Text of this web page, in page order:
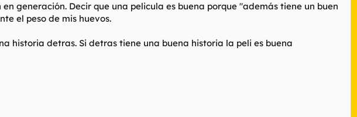
generación. Decir que una pelicula es buena porque "además tiene un buen
el peso de mis huevos.
historia detras. Si detras tiene una buena historia la peli es buena